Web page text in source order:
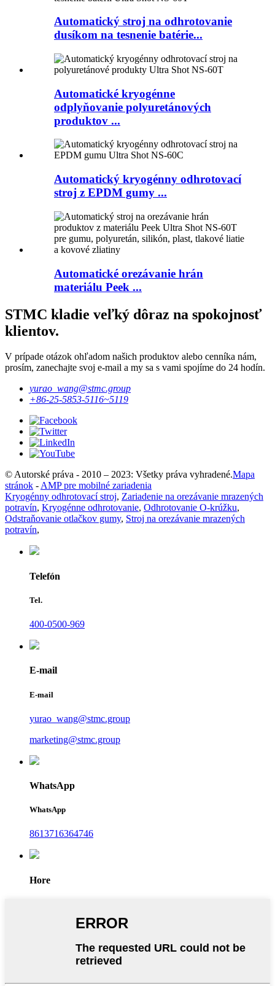
Automatický stroj na odhrotovanie
dusíkom na tesnenie batérie...
Automatické kryogénne
odplyňovanie polyuretánových
produktov ...
Automatický kryogénny odhrotovací
stroj z EPDM gumy ...
Automatické orezávanie hrán
materiálu Peek ...
STMC kladie veľký dôraz na spokojnosť
klientov.
V prípade otázok ohľadom našich produktov alebo cenníka nám,
prosím, zanechajte svoj e-mail a my sa s vami spojíme do 24 hodín.
yurao_wang@stmc.group
+86-25-5853-5116~5119
© Autorské práva - 2010 – 2023: Všetky práva vyhradené.Mapa
stránok -AMP pre mobilné zariadenia
Kryogénny odhrotovací stroj, Zariadenie na orezávanie mrazených
potravín, Kryogénne odhrotovanie, Odhrotovanie O-krúžku,
Odstraňovanie otlačkov gumy, Stroj na orezávanie mrazených
potravín,
Telefón
Tel.
400-0500-969
E-mail
E-mail
yurao_wang@stmc.group
marketing@stmc.group
WhatsApp
WhatsApp
8613716364746
Hore